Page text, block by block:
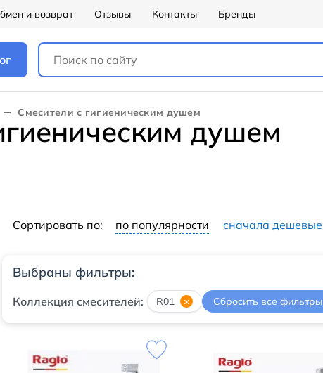
и возврат Отзывы Контакты Бренды
Смесители с гигиеническим душем
душем
Сортировать по: по популярности сначала дешевые
Выбраны фильтры:
Коллекция смесителей: R01 × Сбросить все фильтры